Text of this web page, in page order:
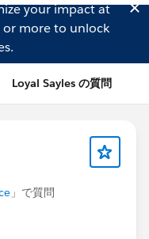
your impact at
more to unlock
Loyal Sayles の質問
」で質問